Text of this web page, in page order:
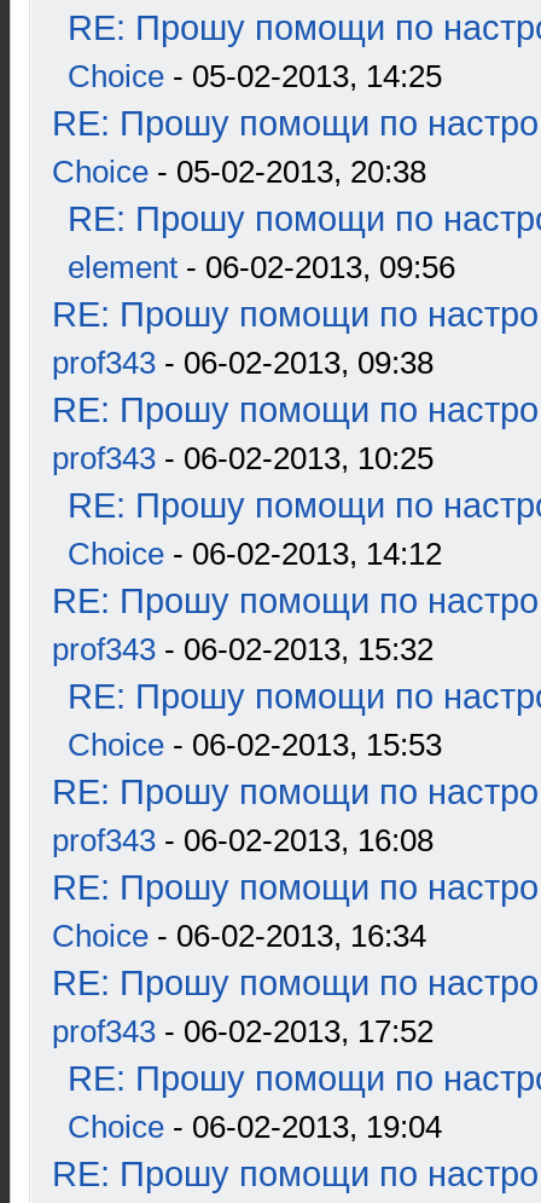
RE: Прошу помощи по
Choice - 05-02-2013, 14:25
RE: Прошу помощи по
Choice - 05-02-2013, 20:38
RE: Прошу помощи по
element - 06-02-2013, 09:56
RE: Прошу помощи по
prof343 - 06-02-2013, 09:38
RE: Прошу помощи по
prof343 - 06-02-2013, 10:25
RE: Прошу помощи по
Choice - 06-02-2013, 14:12
RE: Прошу помощи по
prof343 - 06-02-2013, 15:32
RE: Прошу помощи по
Choice - 06-02-2013, 15:53
RE: Прошу помощи по
prof343 - 06-02-2013, 16:08
RE: Прошу помощи по
Choice - 06-02-2013, 16:34
RE: Прошу помощи по
prof343 - 06-02-2013, 17:52
RE: Прошу помощи по
Choice - 06-02-2013, 19:04
RE: Прошу помощи по